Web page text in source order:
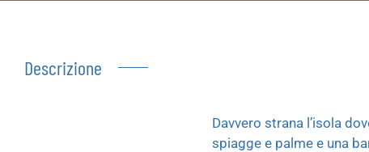
Descrizione
Davvero strana l’isola
spiagge e palme e una